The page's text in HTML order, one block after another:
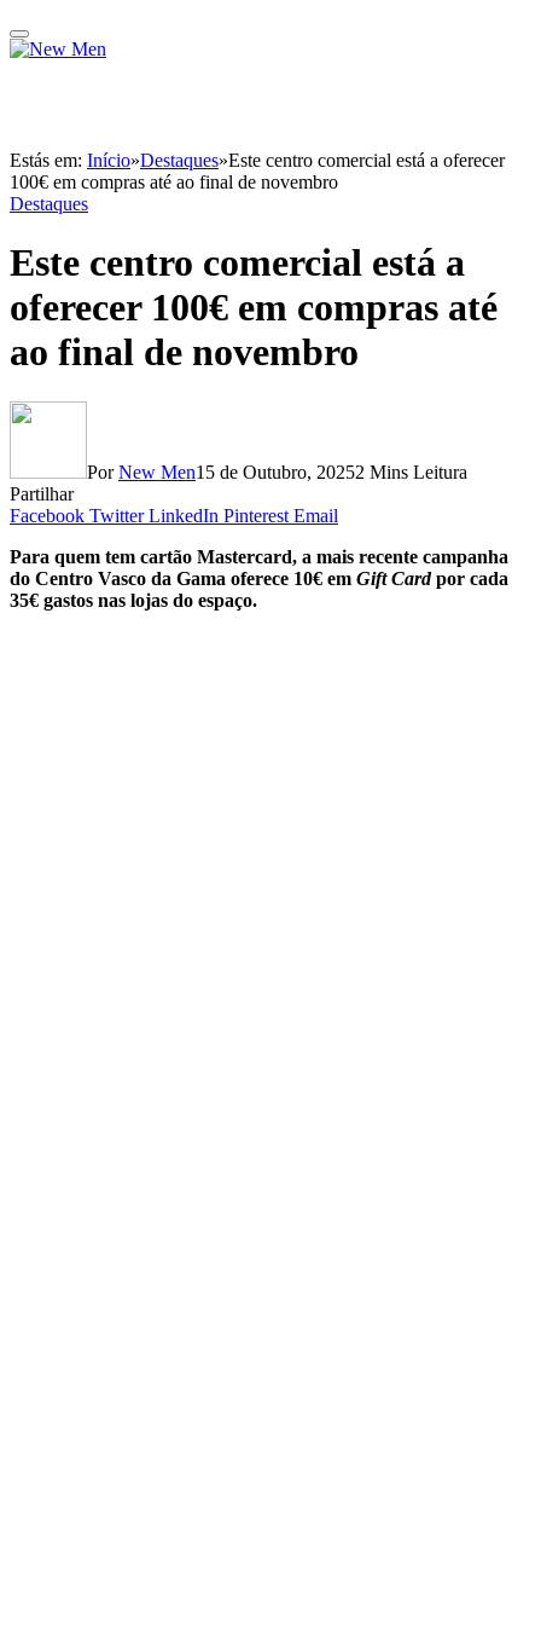
Estás em: Início»Destaques»Este centro comercial está a oferecer
100€ em compras até ao final de novembro
Destaques
Este centro comercial está a
oferecer 100€ em compras até
ao final de novembro
Por New Men15 de Outubro, 20252 Mins Leitura
Partilhar
Facebook Twitter LinkedIn Pinterest Email
Para quem tem cartão Mastercard, a mais recente campanha
do Centro Vasco da Gama oferece 10€ em Gift Cardpor cada
35€ gastos nas lojas do espaço.